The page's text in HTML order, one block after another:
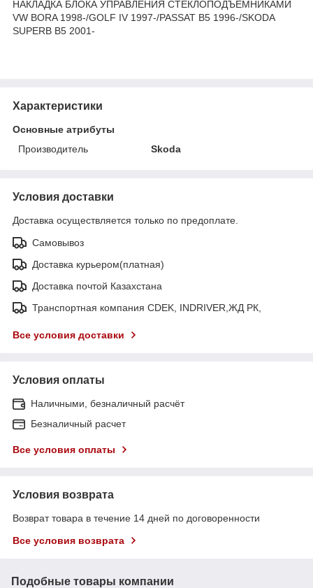
НАКЛАДКА БЛОКА УПРАВЛЕНИЯ СТЕКЛОПОДЪЕМНИКАМИ
VW BORA 1998-/GOLF IV 1997-/PASSAT B5 1996-/SKODA
SUPERB B5 2001-
Характеристики
Основные атрибуты
Производитель
Skoda
Условия доставки
Доставка осуществляется только по предоплате.
Самовывоз
Доставка курьером(платная)
Доставка почтой Казахстана
Транспортная компания CDEK, INDRIVER,ЖД РК,
Все условия доставки
Условия оплаты
Наличными, безналичный расчёт
Безналичный расчет
Все условия оплаты
Условия возврата
Возврат товара в течение 14 дней по договоренности
Все условия возврата
Подобные товары компании